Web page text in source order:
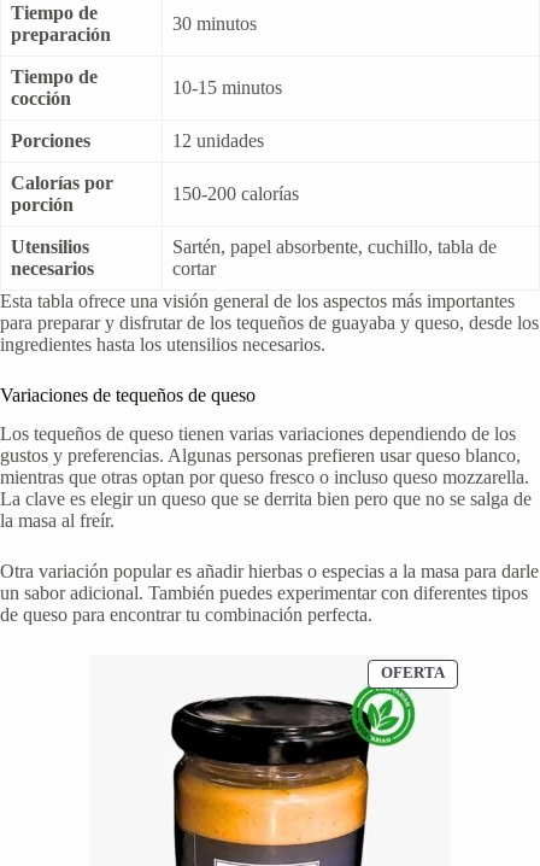
Tiempo de
preparación
30 minutos
Tiempo de
cocción
10-15 minutos
Porciones 12 unidades
Calorías por
porción
150-200 calorías
Utensilios
necesarios
Sartén, papel absorbente, cuchillo, tabla de
cortar
Esta tabla ofrece una visión general de los aspectos más importantes
para preparar y disfrutar de los tequeños de guayaba y queso, desde los
ingredientes hasta los utensilios necesarios.
Variaciones de tequeños de queso
Los tequeños de queso tienen varias variaciones dependiendo de los
gustos y preferencias. Algunas personas prefieren usar queso blanco,
mientras que otras optan por queso fresco o incluso queso mozzarella.
La clave es elegir un queso que se derrita bien pero que no se salga de
la masa al freír.
Otra variación popular es añadir hierbas o especias a la masa para darle
un sabor adicional. También puedes experimentar con diferentes tipos
de queso para encontrar tu combinación perfecta.
OFERTAPRODUCTO
EN